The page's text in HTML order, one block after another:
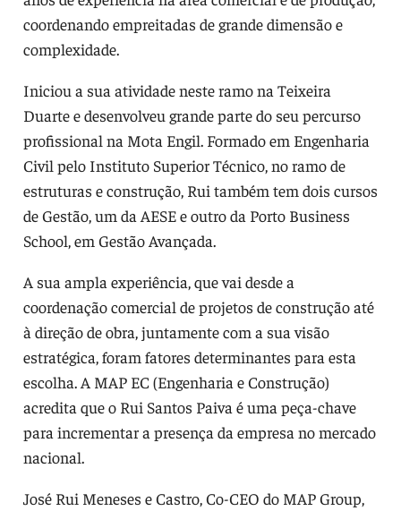
coordenando empreitadas de grande dimensão e
complexidade.
Iniciou a sua atividade neste ramo na Teixeira
Duarte e desenvolveu grande parte do seu percurso
profissional na Mota Engil. Formado em Engenharia
Civil pelo Instituto Superior Técnico, no ramo de
estruturas e construção, Rui também tem dois cursos
de Gestão, um da AESE e outro da Porto Business
School, em Gestão Avançada.
A sua ampla experiência, que vai desde a
coordenação comercial de projetos de construção até
à direção de obra, juntamente com a sua visão
estratégica, foram fatores determinantes para esta
escolha. A MAP EC (Engenharia e Construção)
acredita que o Rui Santos Paiva é uma peça-chave
para incrementar a presença da empresa no mercado
nacional.
José Rui Meneses e Castro, Co-CEO do MAP Group,